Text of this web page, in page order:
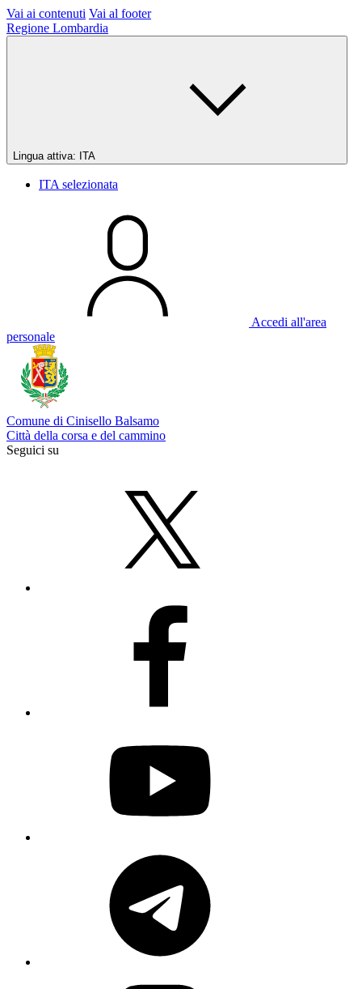
Vai ai contenuti Vai al footer
Regione Lombardia
Lingua attiva: ITA
ITA selezionata
Accedi all'area
personale
Comune di Cinisello Balsamo
Città della corsa e del cammino
Seguici su